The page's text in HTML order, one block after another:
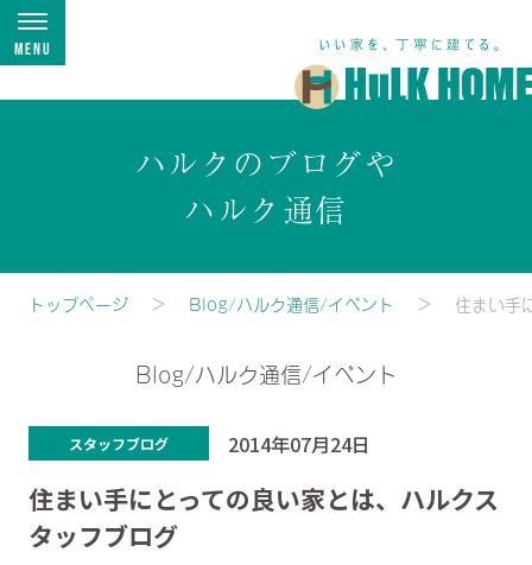
Menu
ハルクのブログや
ハルク通信
トップページ Blog/ハルク通信/イベント 住まい手
Blog/ハルク通信/イベント
スタッフブログ 2014年07月24日
住まい手にとっての良い家とは、ハルクス
タッフブログ